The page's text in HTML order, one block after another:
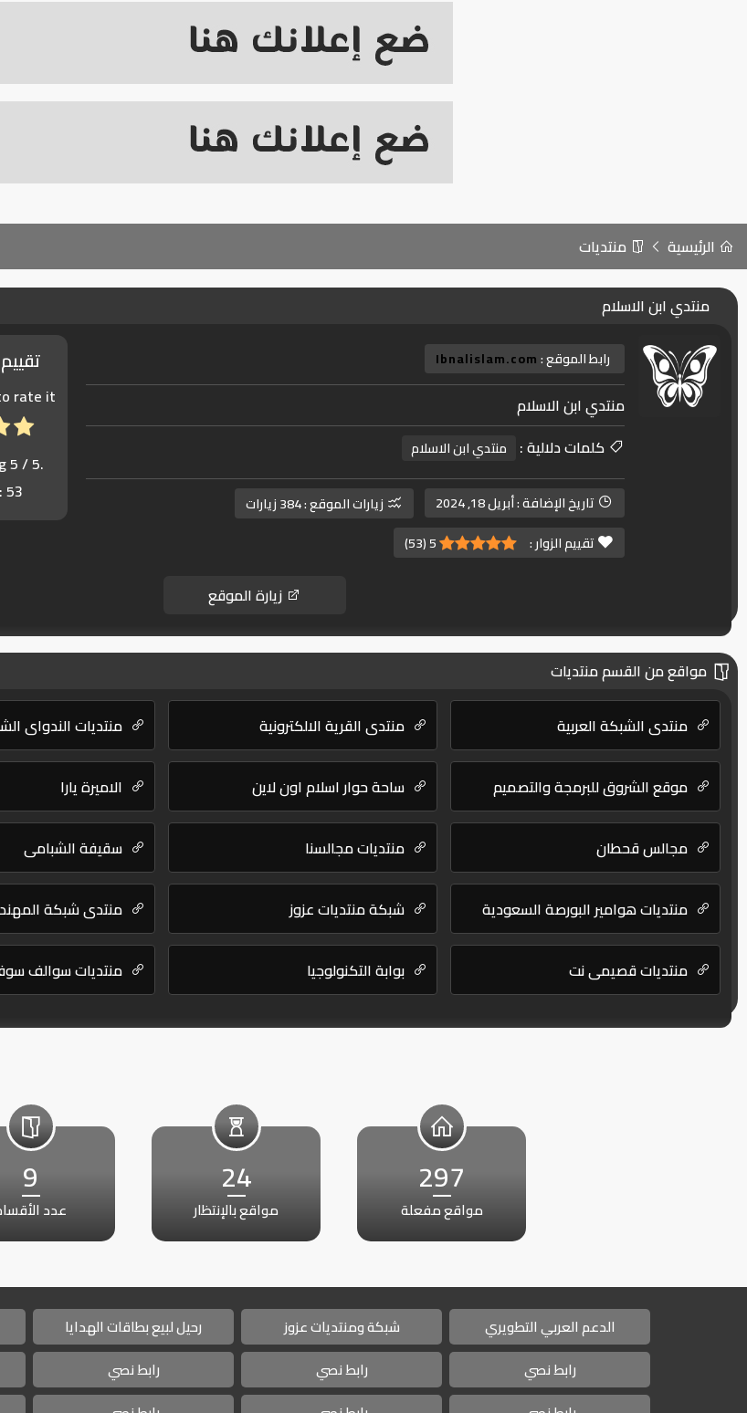
الرئيسية منتديات
منتدي ابن الاسلام
رابط الموقع :Ibnalislam.com
منتدي ابن الاسلام
كلمات دلالية :
منتدي ابن الاسلام
تاريخ الإضافة :أبريل 18, 2024 زيارات الموقع :384 زيارات
تقييم الزوار :
5
(
53
)
rate it!
5/ 5.
53
زيارة الموقع
مواقع من القسم منتديات
منتدى الشبكة العربية
منتدي القرية الالكترونية منتديات الندواي
موقع الشروق للبرمجة والتصميم ساحة حوار اسلام اون لاين الاميرة يارا
مجالس قحطان منتديات مجالسنا سقيفة الشبامي
منتديات هوامير البورصة السعودية شبكة منتديات عزوز منتدى شبكة
منتديات قصيمي نت بوابة التكنولوجيا منتديات سوالف
297
مواقع مفعلة
24
مواقع بالإنتظار
9
عدد
الدعم العربي التطويري شبكة ومنتديات عزوز رحيل لبيع بطاقات الهدايا
رابط نصي
رابط نصي رابط نصي